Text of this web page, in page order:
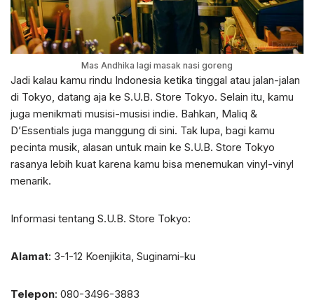
Mas Andhika lagi masak nasi goreng
Jadi kalau kamu rindu Indonesia ketika tinggal atau jalan-jalan
di Tokyo, datang aja ke S.U.B. Store Tokyo. Selain itu, kamu
juga menikmati musisi-musisi indie. Bahkan, Maliq &
D’Essentials juga manggung di sini. Tak lupa, bagi kamu
pecinta musik, alasan untuk main ke S.U.B. Store Tokyo
rasanya lebih kuat karena kamu bisa menemukan vinyl-vinyl
menarik.
Informasi tentang S.U.B. Store Tokyo:
Alamat: 3-1-12 Koenjikita, Suginami-ku
Telepon: 080-3496-3883